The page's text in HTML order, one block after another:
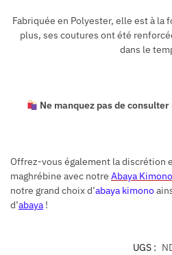
Fabriquée en Polyester, elle est à la
plus, ses coutures ont été
dans le
Ne manquez pas de
Offrez-vous également la discrétion
maghrébine avec notre Abaya
notre grand choix d’abaya kimono
d’abaya !
UGS :